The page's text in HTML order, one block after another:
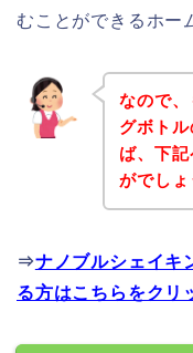
むことができるホー
なので
グボト
ば、下
がでしょ
⇒ナノブルシェイキ
る方はこちらをクリ